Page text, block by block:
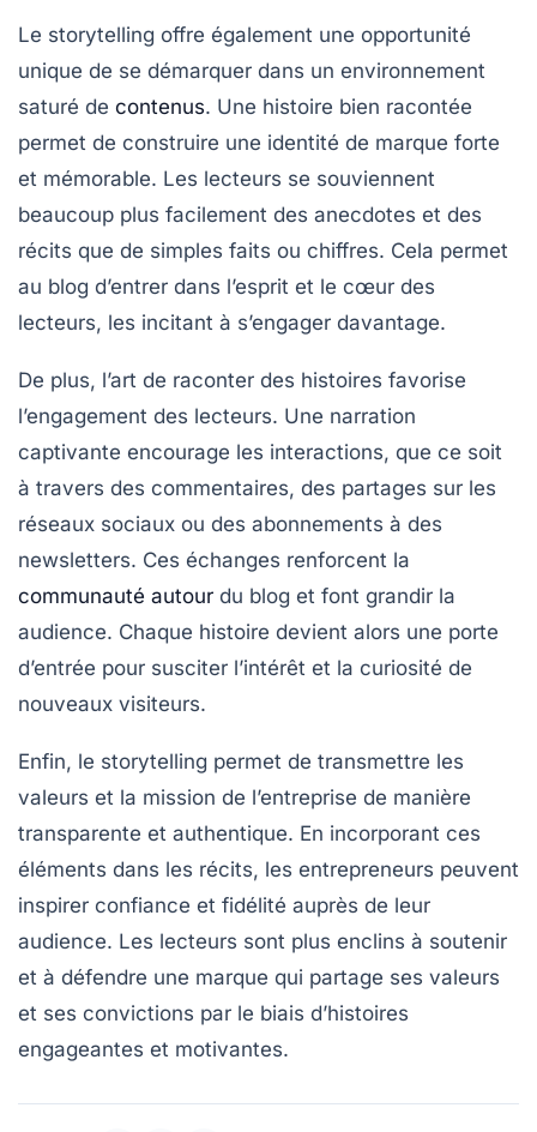
Le storytelling offre également une opportunité
unique de se démarquer dans un environnement
saturé de contenus. Une histoire bien racontée
permet de construire une identité de marque forte
et mémorable. Les lecteurs se souviennent
beaucoup plus facilement des anecdotes et des
récits que de simples faits ou chiffres. Cela permet
au blog d’entrer dans l’esprit et le cœur des
lecteurs, les incitant à s’engager davantage.
De plus, l’art de raconter des histoires favorise
l’engagement des lecteurs. Une narration
captivante encourage les interactions, que ce soit
à travers des commentaires, des partages sur les
réseaux sociaux ou des abonnements à des
newsletters. Ces échanges renforcent la
communauté autour du blog et font grandir la
audience. Chaque histoire devient alors une porte
d’entrée pour susciter l’intérêt et la curiosité de
nouveaux visiteurs.
Enfin, le storytelling permet de transmettre les
valeurs et la mission de l’entreprise de manière
transparente et authentique. En incorporant ces
éléments dans les récits, les entrepreneurs peuvent
inspirer confiance et fidélité auprès de leur
audience. Les lecteurs sont plus enclins à soutenir
et à défendre une marque qui partage ses valeurs
et ses convictions par le biais d’histoires
engageantes et motivantes.